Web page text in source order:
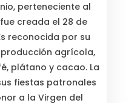
perteneciente al
creada el 28 de
reconocida por su
agrícola,
plátano y cacao. La
fiestas patronales
a la Virgen del